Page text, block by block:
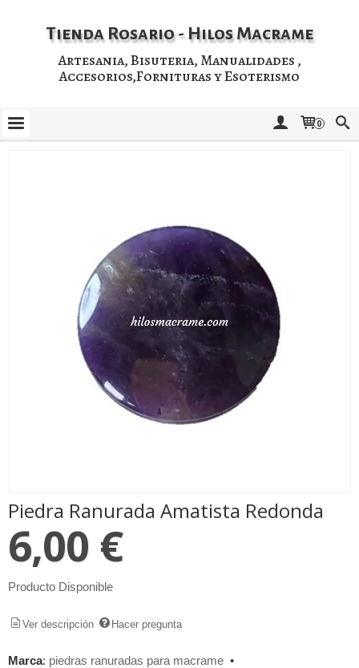
Tienda Rosario - Hilos Macrame
Artesania, Bisuteria, Manualidades ,
Accesorios,Fornituras y Esoterismo
0
Piedra Ranurada Amatista Redonda
6,00 €
Producto Disponible
Ver descripción Hacer pregunta
Marca: piedras ranuradas para macrame •